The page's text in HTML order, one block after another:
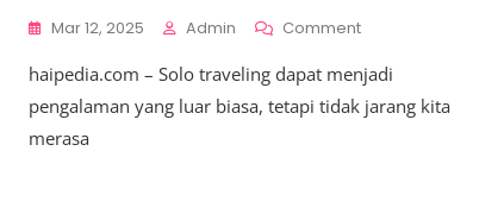
Mar 12, 2025 Admin CommentOn
Komunitas,
Cara
Berinteraksi
haipedia.com – Solo traveling dapat menjadi
pengalaman yang luar biasa, tetapi tidak jarang kita
merasa